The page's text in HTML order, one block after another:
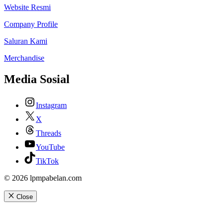
Website Resmi
Company Profile
Saluran Kami
Merchandise
Media Sosial
Instagram
X
Threads
YouTube
TikTok
© 2026 lpmpabelan.com
Close